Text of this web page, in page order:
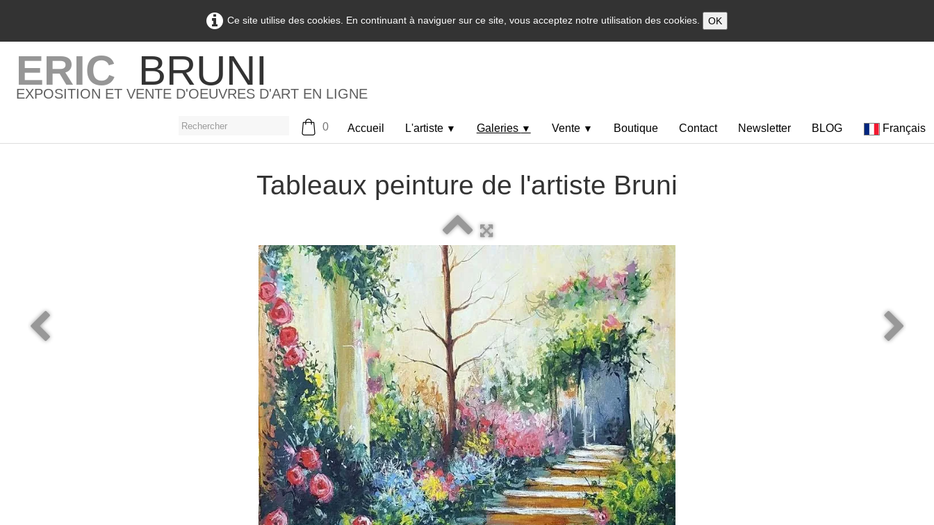
Ce site utilise des cookies. En continuant à naviguer sur ce site, vous acceptez notre utilisation des cookies. OK
ERIC BRUNI
EXPOSITION ET VENTE D'OEUVRES D'ART EN LIGNE
0 Accueil L'artiste ▼ Galeries ▼ Vente ▼ Boutique Contact Newsletter BLOG Français
Tableaux peinture de l'artiste Bruni